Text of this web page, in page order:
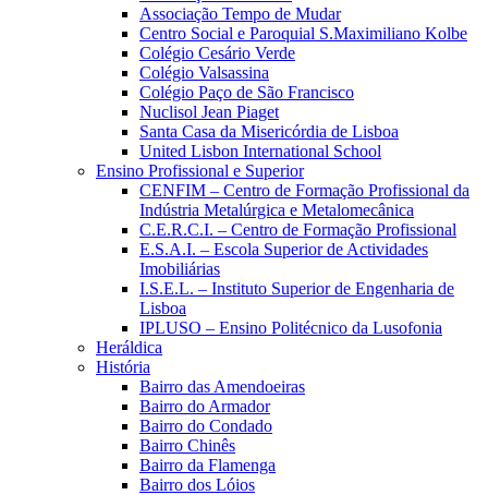
Associação Tempo de Mudar
Centro Social e Paroquial S.Maximiliano Kolbe
Colégio Cesário Verde
Colégio Valsassina
Colégio Paço de São Francisco
Nuclisol Jean Piaget
Santa Casa da Misericórdia de Lisboa
United Lisbon International School
Ensino Profissional e Superior
CENFIM – Centro de Formação Profissional da
Indústria Metalúrgica e Metalomecânica
C.E.R.C.I. – Centro de Formação Profissional
E.S.A.I. – Escola Superior de Actividades
Imobiliárias
I.S.E.L. – Instituto Superior de Engenharia de
Lisboa
IPLUSO – Ensino Politécnico da Lusofonia
Heráldica
História
Bairro das Amendoeiras
Bairro do Armador
Bairro do Condado
Bairro Chinês
Bairro da Flamenga
Bairro dos Lóios